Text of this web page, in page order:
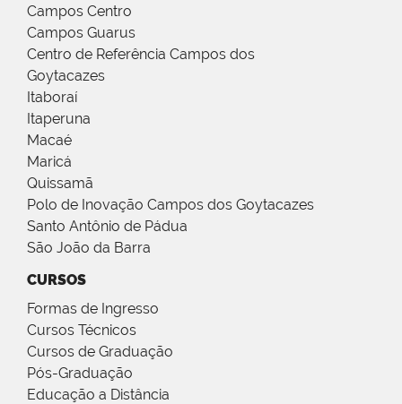
Campos Centro
Campos Guarus
Centro de Referência Campos dos
Goytacazes
Itaboraí
Itaperuna
Macaé
Maricá
Quissamã
Polo de Inovação Campos dos Goytacazes
Santo Antônio de Pádua
São João da Barra
CURSOS
Formas de Ingresso
Cursos Técnicos
Cursos de Graduação
Pós-Graduação
Educação a Distância